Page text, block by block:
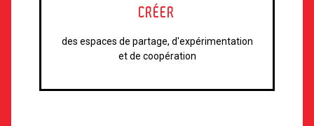
CRÉER
des espaces de partage, d'expérimentation
et de coopération